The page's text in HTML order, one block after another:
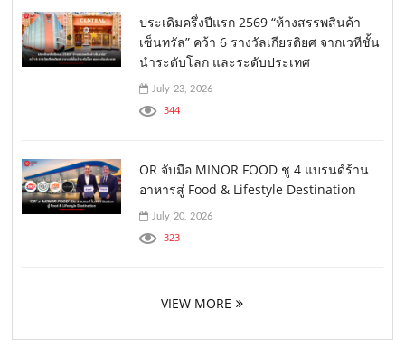
ประเดิมครึ่งปีแรก 2569 “ห้างสรรพสินค้า
เซ็นทรัล” คว้า 6 รางวัลเกียรติยศ จากเวทีชั้น
นำระดับโลก และระดับประเทศ
July 23, 2026
344
OR จับมือ MINOR FOOD ชู 4 แบรนด์ร้าน
อาหารสู่ Food & Lifestyle Destination
July 20, 2026
323
VIEW MORE